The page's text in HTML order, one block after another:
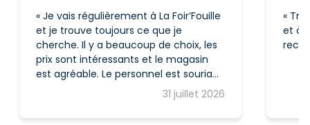
31 juillet 2026
Je vais régulièrement à La Foir’Fouille
et je trouve toujours ce que je
cherche. Il y a beaucoup de choix, les
prix sont intéressants et le magasin
est agréable. Le personnel est souriant
et toujours prêt à aider si besoin. C’est
une enseigne que je recommande
sans problème.
et à